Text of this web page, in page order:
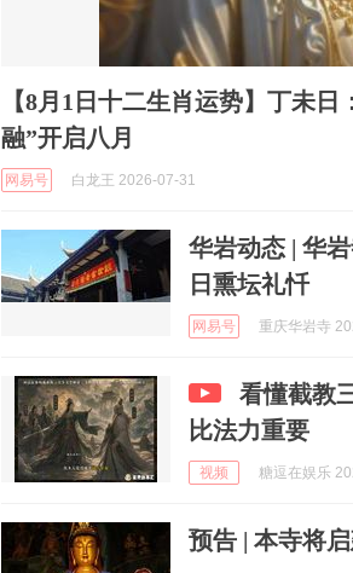
【8月1日十二生肖运势】丁未
融”开启八月
网易号 白龙王 2026-07-31
华岩动态 | 华
日熏坛礼忏
网易号 重庆华岩寺
看懂截教
比法力重要
视频 糖逗在娱乐
预告 | 本寺将